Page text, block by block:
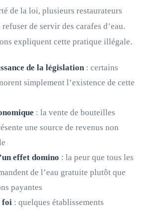
de la loi, plusieurs restaurateurs
de servir des carafes d’eau.
expliquent cette pratique illégale.
de la législation: certains
simplement l’existence de cette
: la vente de bouteilles
une source de revenus non
effet domino : la peur que tous les
de l’eau gratuite plutôt que
payantes
foi : quelques établissements